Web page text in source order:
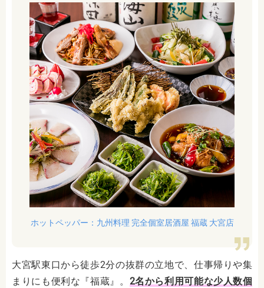
ホットペッパー：九州料理 完全個室居酒屋 福蔵 大宮店
大宮駅東口から徒歩2分の抜群の立地で、仕事帰りや集
まりにも便利な『福蔵』。 2名から利用可能な少人数個